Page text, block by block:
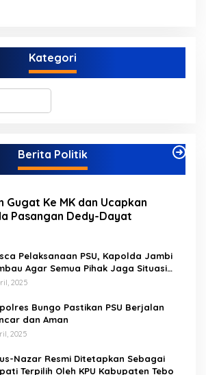
Kategori
Berita Politik
Gugat Ke MK dan Ucapkan
Pasangan Dedy-Dayat
Pelaksanaan PSU, Kapolda Jambi
Agar Semua Pihak Jaga Situasi
2025
Bungo Pastikan PSU Berjalan
dan Aman
2025
Nazar Resmi Ditetapkan Sebagai
Terpilih Oleh KPU Kabupaten Tebo